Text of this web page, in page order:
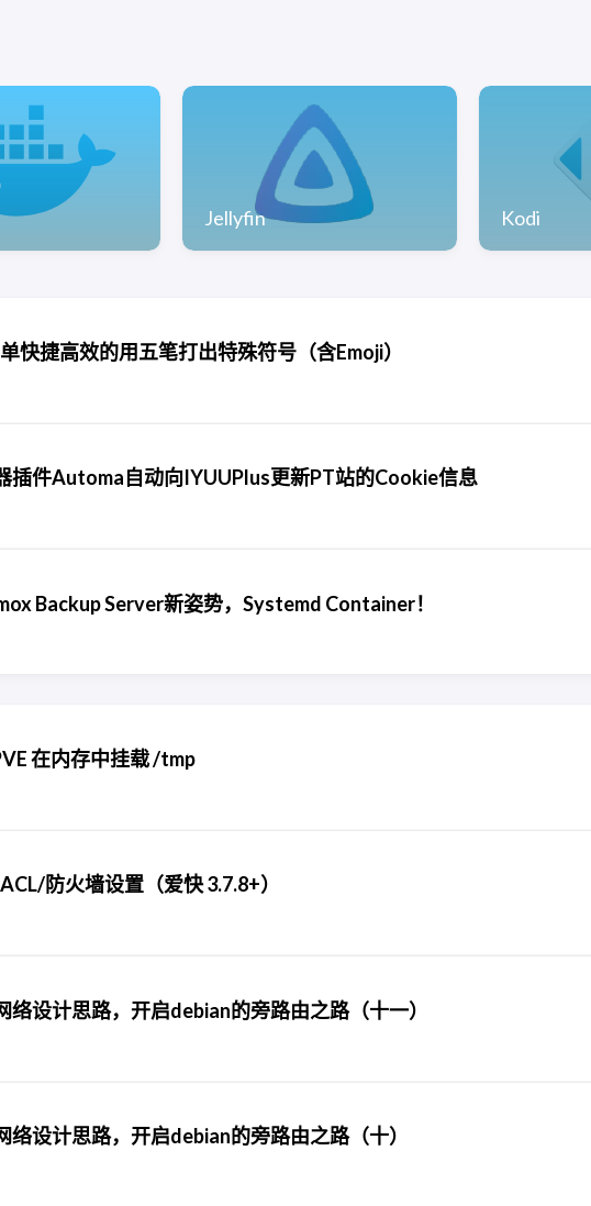
Jellyfin Kodi
快捷高效的用五笔打出特殊符号（含Emoji）
插件Automa自动向IYUUPlus更新PT站的Cookie信息
Backup Server新姿势，Systemd Container！
在内存中挂载 /tmp
防火墙设置（爱快 3.7.8+）
络设计思路，开启debian的旁路由之路（十一）
络设计思路，开启debian的旁路由之路（十）